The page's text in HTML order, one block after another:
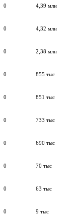
0 4,39 млн
0 4,32 млн
0 2,38 млн
0 855 тыс
0 851 тыс
0 733 тыс
0 690 тыс
0 70 тыс
0 63 тыс
0 9 тыс